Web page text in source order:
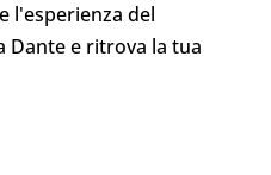
l'esperienza del
Dante e ritrova la tua